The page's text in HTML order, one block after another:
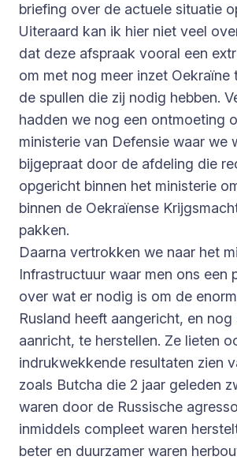
briefing over de actuele situatie
Uiteraard kan ik hier niet veel
dat deze afspraak vooral een
om met nog meer inzet Oekraïne
de spullen die zij nodig hebben.
hadden we nog een ontmoeting
ministerie van Defensie waar we
bijgepraat door de afdeling die
opgericht binnen het ministerie
binnen de Oekraïense
pakken.
Daarna vertrokken we naar het
Infrastructuur waar men ons een
over wat er nodig is om de
Rusland heeft aangericht, en nog
aanricht, te herstellen. Ze lieten
indrukwekkende resultaten zien
zoals Butcha die 2 jaar geleden
waren door de Russische
inmiddels compleet waren
beter en duurzamer waren